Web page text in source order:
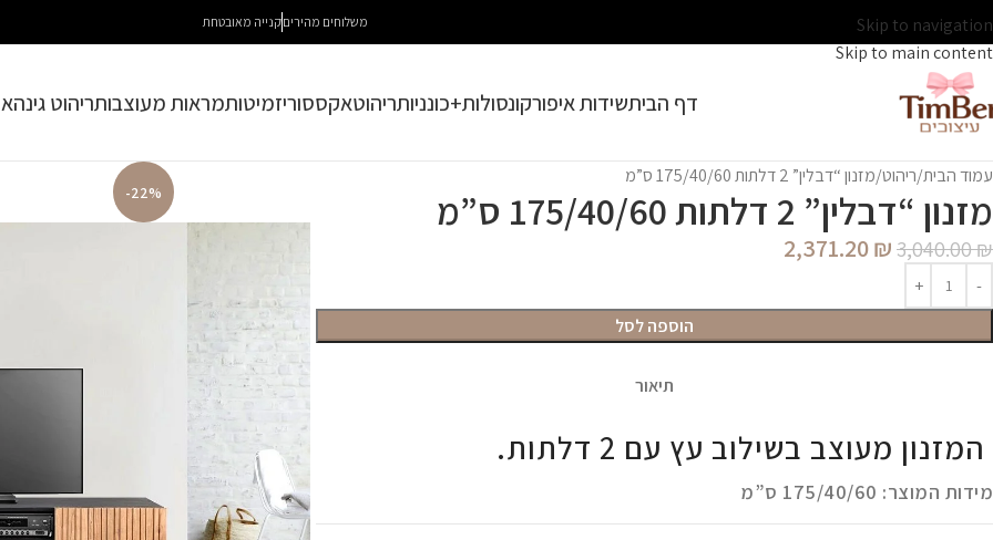
Skip to navigation
Skip to main content
משלוחים מהיריםקנייה מאובטחת
דף הביתשידות איפורקונסולות+כונניותריהוטאקססוריזמיטותמראות מעוצבותריהוט גינה
עמוד הבית ריהוט מזנון “דבלין” 2 דלתות 175/40/60 ס”מ
מזנון “דבלין” 2 דלתות 175/40/60 ס”מ
3,040.00₪
2,371.20₪
הוספה לסל
תיאור
המזנון מעוצב בשילוב עץ עם 2 דלתות.
מידות המוצר: 175/40/60 ס”מ
-22%